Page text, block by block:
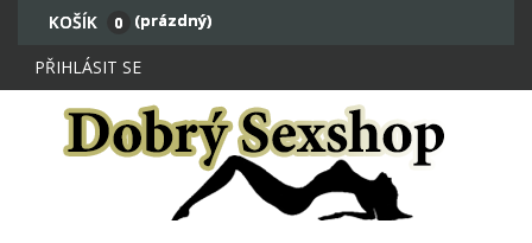
KOŠÍK 0 (prázdný)
PŘIHLÁSIT SE